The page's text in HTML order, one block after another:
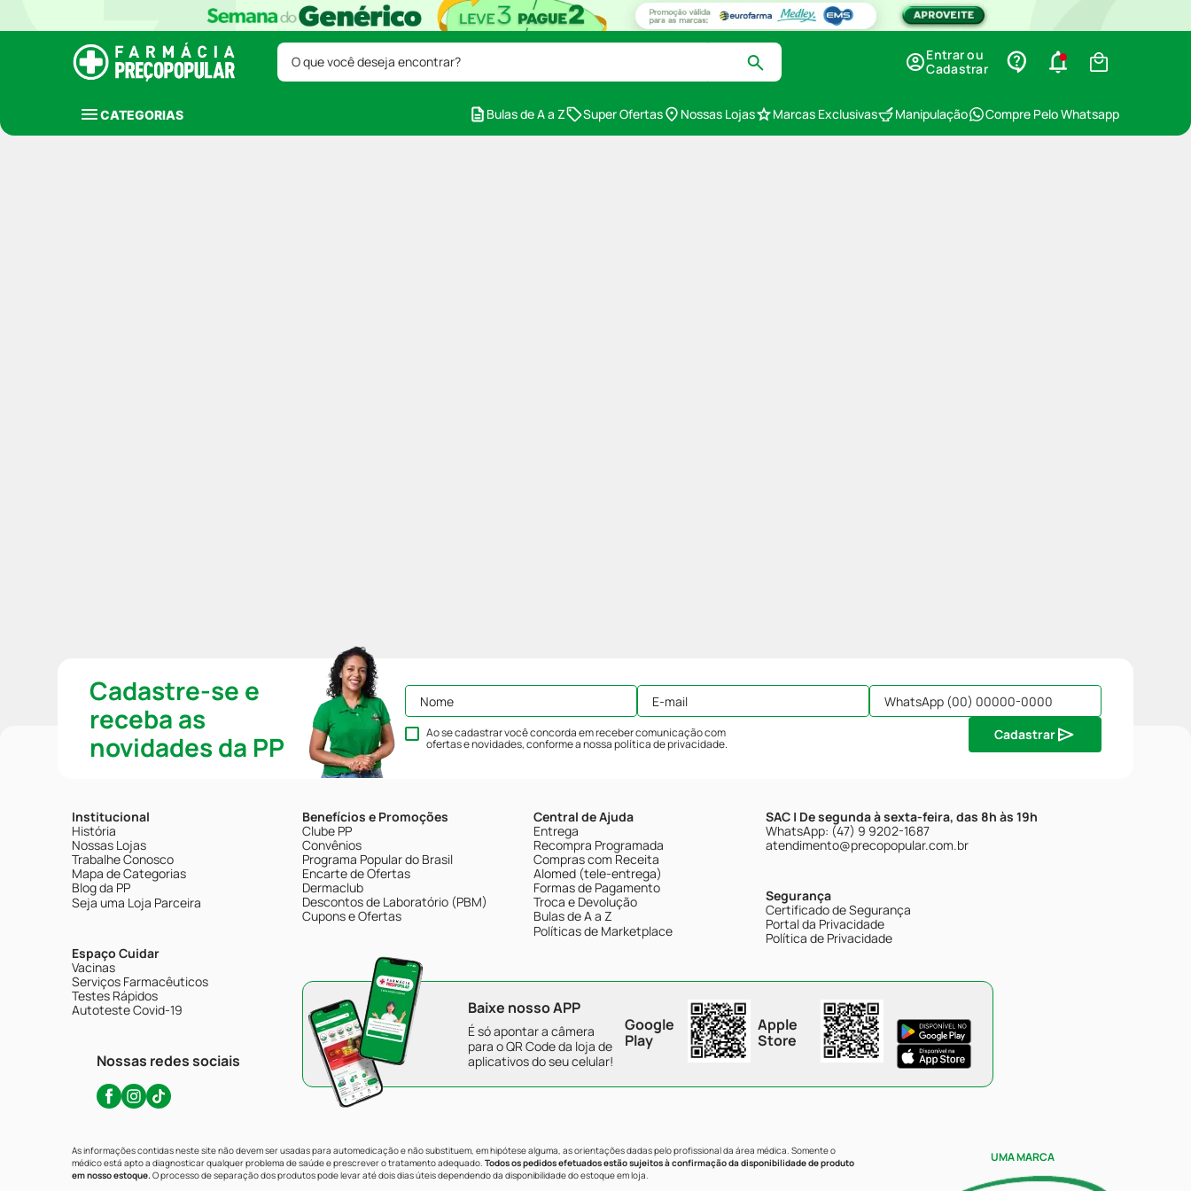
O que você deseja encontrar?
Entrar ou
Cadastrar
CATEGORIAS Bulas de A a Z Super Ofertas Nossas Lojas Marcas Exclusivas Manipulação Compre Pelo Whatsapp
Cadastre-se e
receba as
novidades da PP
Ao se cadastrar você concorda em receber comunicação com
ofertas e novidades, conforme a nossapolítica de privacidade.
Cadastrar
Institucional
História
Nossas Lojas
Trabalhe Conosco
Mapa de Categorias
Blog da PP
Seja uma Loja Parceira
Espaço Cuidar
Vacinas
Serviços Farmacêuticos
Testes Rápidos
Autoteste Covid-19
Nossas redes sociais
Benefícios e Promoções
Clube PP
Convênios
Programa Popular do Brasil
Encarte de Ofertas
Dermaclub
Descontos de Laboratório (PBM)
Cupons e Ofertas
Central de Ajuda
Entrega
Recompra Programada
Compras com Receita
Alomed (tele-entrega)
Formas de Pagamento
Troca e Devolução
Bulas de A a Z
Políticas de Marketplace
SAC | De segunda à sexta-feira, das 8h às 19h
WhatsApp: (47) 9 9202-1687
atendimento@precopopular.com.br
Segurança
Certificado de Segurança
Portal da Privacidade
Política de Privacidade
Baixe nosso APP
É só apontar a câmera
para o QR Code da loja de
aplicativos do seu celular!
Google
Play
Apple
Store
As informações contidas neste site não devem ser usadas para automedicação e não substituem, em hipótese alguma, as orientações dadas pelo profissional da área médica. Somente o
médico está apto a diagnosticar qualquer problema de saúde e prescrever o tratamento adequado. Todos os pedidos efetuados estão sujeitos à confirmação da disponibilidade de produto
em nosso estoque.O processo de separação dos produtos pode levar até dois dias úteis dependendo da disponibilidade do estoque em loja.
UMA MARCA